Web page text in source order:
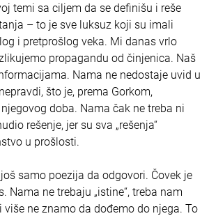
temi sa ciljem da se definišu i reše
– to je sve luksuz koji su imali
i pretprošlog veka. Mi danas vrlo
propagandu od činjenica. Naš
Nama ne nedostaje uvid u
što je, prema Gorkom,
doba. Nama čak ne treba ni
rešenje, jer su sva „rešenja“
u prošlosti.
samo poezija da odgovori. Čovek je
Nama ne trebaju „istine“, treba nam
više ne znamo da dođemo do njega. To